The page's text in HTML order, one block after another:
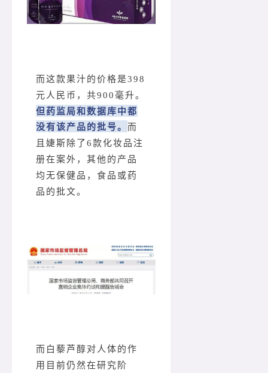
而这款果汁的价格是398
元人民币，共900毫升。
但药监局和数据库中都
没有该产品的批号。
而
且婕斯除了6款化妆品注
册在案外，其他的产品
均无保健品，食品或药
品的批文。
而白藜芦醇对人体的作
用目前仍然在研究阶